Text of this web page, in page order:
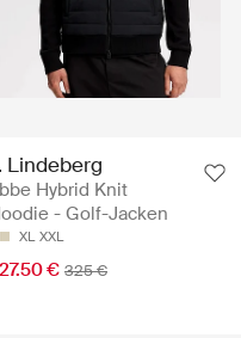
Lindeberg
Hybrid Knit
- Golf-Jacken
XL XXL
€ 325 €